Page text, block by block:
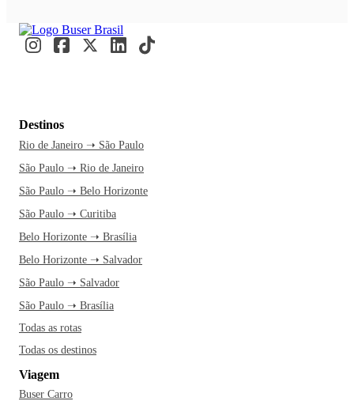
Destinos
Rio de Janeiro ➝ São Paulo
São Paulo ➝ Rio de Janeiro
São Paulo ➝ Belo Horizonte
São Paulo ➝ Curitiba
Belo Horizonte ➝ Brasília
Belo Horizonte ➝ Salvador
São Paulo ➝ Salvador
São Paulo ➝ Brasília
Todas as rotas
Todas os destinos
Viagem
Buser Carro